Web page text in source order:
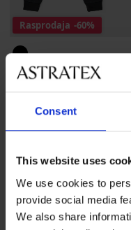
Consent
This website uses
We use cookies to
provide social media
We also share
Rasprodaja -60%
Pidžama za dječake
duga